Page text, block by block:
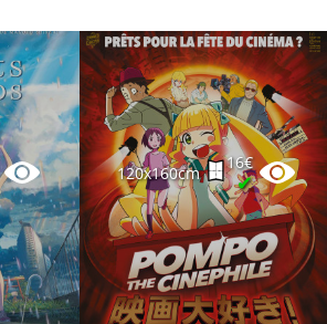
120x160cm
16€
✔